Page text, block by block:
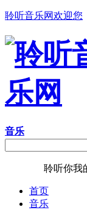
聆听音乐网欢迎您
音乐
聆听你我
首页
音乐